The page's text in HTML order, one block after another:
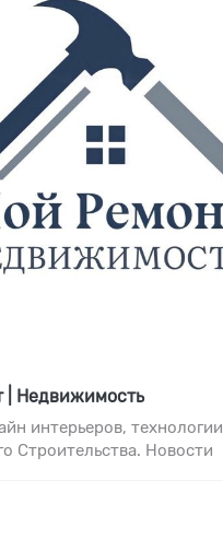
| Недвижимость
интерьеров, технологии
Строительства. Новости